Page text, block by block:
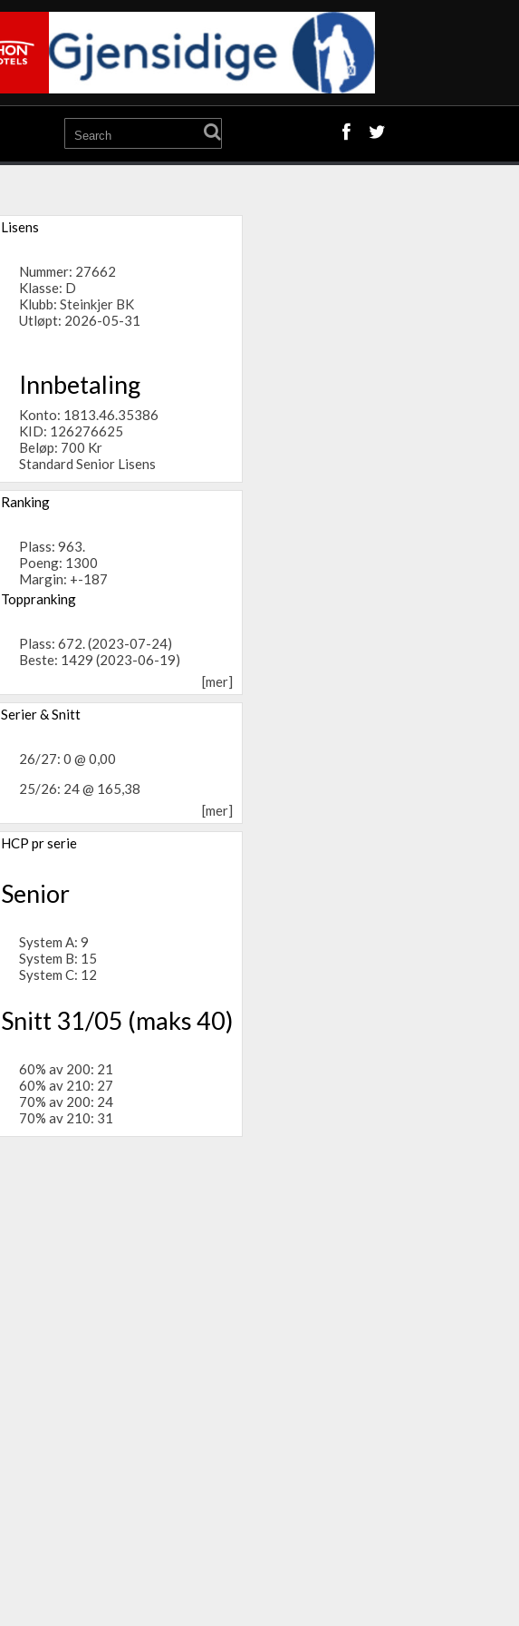
Lisens
Nummer: 27662
Klasse: D
Klubb: Steinkjer BK
Utløpt: 2026-05-31
Innbetaling
Konto: 1813.46.35386
KID: 126276625
Beløp: 700 Kr
Standard Senior Lisens
Ranking
Plass: 963.
Poeng: 1300
Margin: +-187
Toppranking
Plass: 672. (2023-07-24)
Beste: 1429 (2023-06-19)
[mer]
Serier & Snitt
26/27: 0 @ 0,00
25/26: 24 @ 165,38
[mer]
HCP pr serie
Senior
System A: 9
System B: 15
System C: 12
Snitt 31/05 (maks 40)
60% av 200: 21
60% av 210: 27
70% av 200: 24
70% av 210: 31